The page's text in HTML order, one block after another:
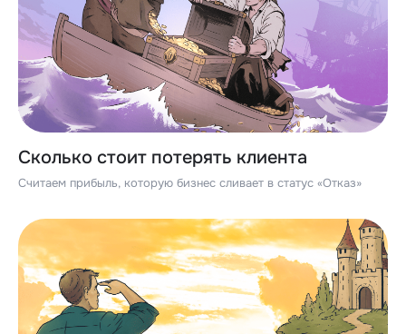
Сколько стоит потерять клиента
Считаем прибыль, которую бизнес сливает в статус «Отказ»